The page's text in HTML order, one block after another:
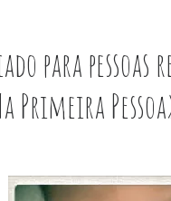
para pessoas